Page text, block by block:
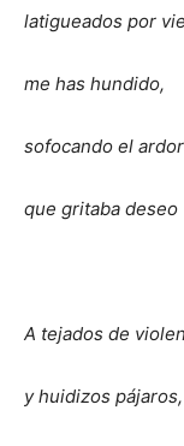
latigueados por
me has hundido,
sofocando el
que gritaba deseo
A tejados de
y huidizos